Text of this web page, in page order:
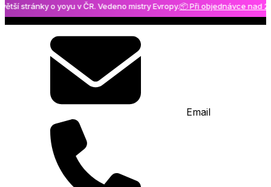
o yoyu v ČR. Vedeno mistry Evropy.📦 Při objednávce nad 2000
Email